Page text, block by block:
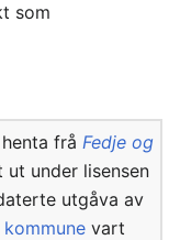
som
frå Fedje og
ut under lisensen
utgåva av
kommune vart